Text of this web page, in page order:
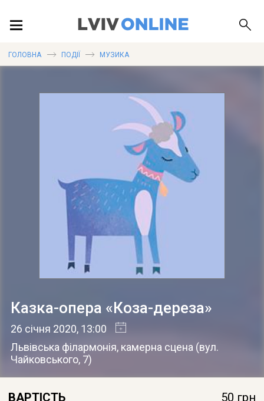
ДОВІДКА
ГОЛОВНА ПОДІЇ МУЗИКА
Казка-опера «Коза-дереза»
26 січня 2020, 13:00
Львівська філармонія, камерна сцена (вул.
Чайковського, 7)
ВАРТІСТЬ 50 грн